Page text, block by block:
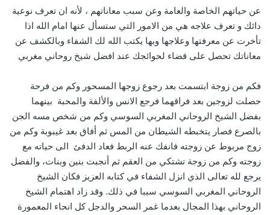
عن حياتهم الخاصة والعامة وعن سبب معاناتهم ، لأنه ان تعرف نوعية
دائك و تعرف علاجه هي من الامور التي ستسأل عنها امام الله اذا
تأخرت عن معرفتها وعلاجها وبها يكتب الله لك الشفاء وبالكشف عن
معاناتك تحصل على قضاء لحوائجك عند افضل شيخ روحاني مغربي
فكم من زوجة ابتسمت بعد رجوع زوجها المسحور وكم من فرحة
حصلت لزوجين بعد فراقهما فرجع الانس والألفة والمحبة بينهما
بفضل الشيخ الروحاني المغربي السوسي وكم من شخص مسه الجن
بالصرع فصار يتخبطه الشيطان من المس ثم أفاق بعد غيبوبة وكم من
زوج مربوط عن زوجته فانفك عنه الربط فعاد الدفئ الى حياته مع
زوجته وكم من زوجة تشتكي من العقم ثم أنجبت بنين وبنات، والفضل
يرجع لله تعالى الذي انزل الشفاء في كتابه العزيز فكان الشيخ
الروحاني المغربي السوسي سببا في ذلك. وقد زاد اهتمام الشيخ
الروحاني بهذا المجال بعدما غمر السحر والدجل كل انحاء المعمورة